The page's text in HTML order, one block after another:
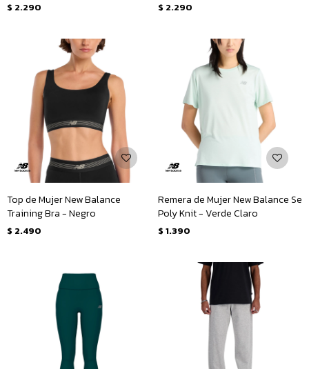
$ 2.290 $ 2.290
Top de Mujer New Balance
Training Bra - Negro
$ 2.490
Remera de Mujer New Balance Se
Poly Knit - Verde Claro
$ 1.390